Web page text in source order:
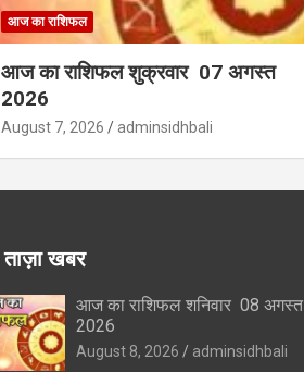
आज का राशिफल
आज का राशिफल शुक्रवार 07 अगस्त
2026
August 7, 2026 adminsidhbali
ताज़ा खबर
आज का राशिफल शनिवार 08 अगस्त
2026
August 8, 2026 adminsidhbali